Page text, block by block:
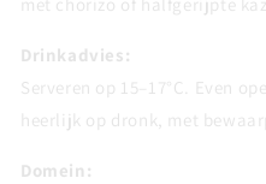
Drinkadvies:
Serveren op 15–17°C. Even
heerlijk op dronk, met
Domein: